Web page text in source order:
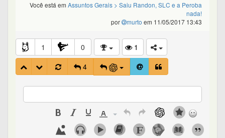
Você está em Assuntos Gerais > Saiu Randon, SLC e a Peroba
nada!
por
murto em 11/05/2017 13:43
1 0
1
4